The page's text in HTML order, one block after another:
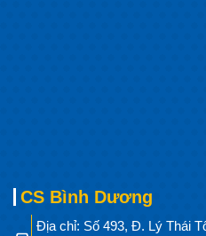
CS Bình Dương
Địa chỉ: Số 493, Đ. Lý Thái